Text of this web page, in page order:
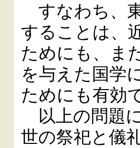
すなわち、
することは、
ためにも、ま
を与えた国学
ためにも有効
以上の問題
世の祭祀と儀